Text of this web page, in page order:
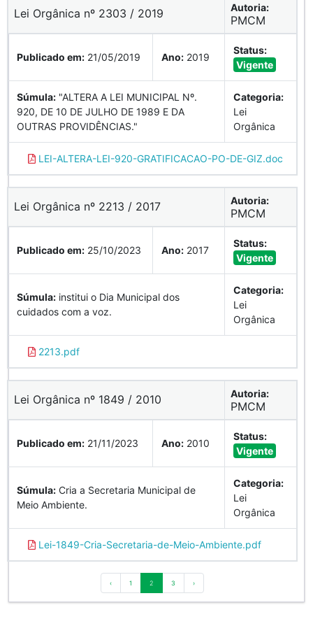
Lei Orgânica nº 2303 / 2019 Autoria:
PMCM
Publicado em: 21/05/2019 Ano: 2019
Status:
Vigente
Súmula: "ALTERA A LEI MUNICIPAL Nº.
920, DE 10 DE JULHO DE 1989 E DA
OUTRAS PROVIDÊNCIAS."
Categoria:
Lei
Orgânica
LEI-ALTERA-LEI-920-GRATIFICACAO-PO-DE-GIZ.doc
Lei Orgânica nº 2213 / 2017 Autoria:
PMCM
Publicado em: 25/10/2023 Ano: 2017
Status:
Vigente
Súmula: institui o Dia Municipal dos
cuidados com a voz.
Categoria:
Lei
Orgânica
2213.pdf
Lei Orgânica nº 1849 / 2010 Autoria:
PMCM
Publicado em: 21/11/2023 Ano: 2010
Status:
Vigente
Súmula: Cria a Secretaria Municipal de
Meio Ambiente.
Categoria:
Lei
Orgânica
Lei-1849-Cria-Secretaria-de-Meio-Ambiente.pdf
‹ 1 2 3 ›